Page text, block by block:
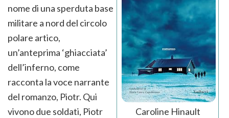
Caroline Hinault
nome di una sperduta base
militare a nord del circolo
polare artico,
un’anteprima ‘ghiacciata’
dell’inferno, come
racconta la voce narrante
del romanzo, Piotr. Qui
vivono due soldati, Piotr